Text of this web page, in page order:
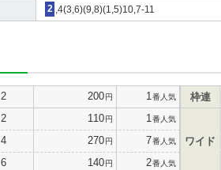
2 ,4(3,6)(9,8)(1,5)10,7-11
2 200円 1 番人気
2 110円 1 番人気
4 270円 7番人気
6 140円 2番人気
枠連
ワイド